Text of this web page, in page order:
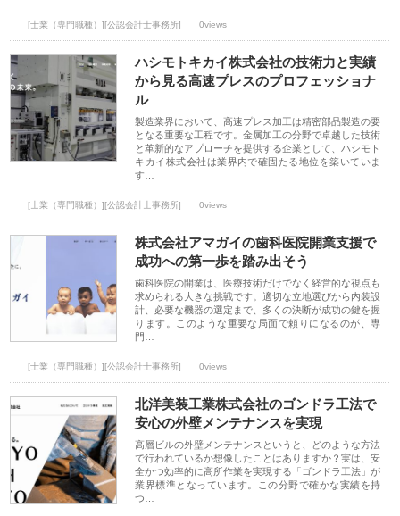
[士業（専門職種）][公認会計士事務所] 0views
ハシモトキカイ株式会社の技術力と実績
から見る高速プレスのプロフェッショナ
ル
製造業界において、高速プレス加工は精密部品製造の要
となる重要な工程です。金属加工の分野で卓越した技術
と革新的なアプローチを提供する企業として、ハシモト
キカイ株式会社は業界内で確固たる地位を築いていま
す…
[士業（専門職種）][公認会計士事務所] 0views
株式会社アマガイの歯科医院開業支援で
成功への第一歩を踏み出そう
歯科医院の開業は、医療技術だけでなく経営的な視点も
求められる大きな挑戦です。適切な立地選びから内装設
計、必要な機器の選定まで、多くの決断が成功の鍵を握
ります。このような重要な局面で頼りになるのが、専
門…
[士業（専門職種）][公認会計士事務所] 0views
北洋美装工業株式会社のゴンドラ工法で
安心の外壁メンテナンスを実現
高層ビルの外壁メンテナンスというと、どのような方法
で行われているか想像したことはありますか？実は、安
全かつ効率的に高所作業を実現する「ゴンドラ工法」が
業界標準となっています。この分野で確かな実績を持
つ…